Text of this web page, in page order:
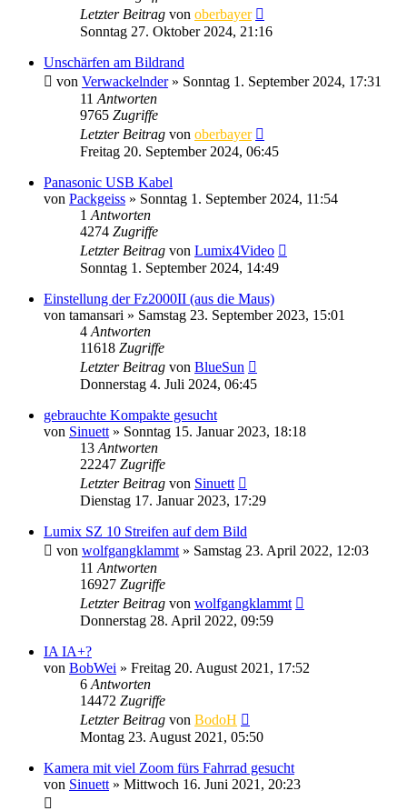
Letzter Beitrag von oberbayer
Sonntag 27. Oktober 2024, 21:16
Unschärfen am Bildrand
von Verwackelnder» Sonntag 1. September 2024, 17:31
11 Antworten
9765 Zugriffe
Letzter Beitrag von oberbayer
Freitag 20. September 2024, 06:45
Panasonic USB Kabel
von Packgeiss » Sonntag 1. September 2024, 11:54
1 Antworten
4274 Zugriffe
Letzter Beitrag von Lumix4Video
Sonntag 1. September 2024, 14:49
Einstellung der Fz2000II (aus die Maus)
von tamansari » Samstag 23. September 2023, 15:01
4 Antworten
11618 Zugriffe
Letzter Beitrag von BlueSun
Donnerstag 4. Juli 2024, 06:45
gebrauchte Kompakte gesucht
von Sinuett » Sonntag 15. Januar 2023, 18:18
13 Antworten
22247 Zugriffe
Letzter Beitrag von Sinuett
Dienstag 17. Januar 2023, 17:29
Lumix SZ 10 Streifen auf dem Bild
von wolfgangklammt » Samstag 23. April 2022, 12:03
11 Antworten
16927 Zugriffe
Letzter Beitrag von wolfgangklammt
Donnerstag 28. April 2022, 09:59
IA IA+?
von BobWei » Freitag 20. August 2021, 17:52
6 Antworten
14472 Zugriffe
Letzter Beitrag von BodoH
Montag 23. August 2021, 05:50
Kamera mit viel Zoom fürs Fahrrad gesucht
von Sinuett » Mittwoch 16. Juni 2021, 20:23